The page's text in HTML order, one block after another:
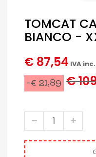
TOMCAT
BIANCO -
€ 87,54 IVA inc.
-€ 21,89 €